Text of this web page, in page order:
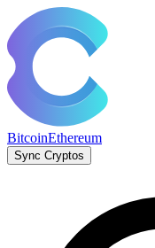
BitcoinEthereum
Sync Cryptos